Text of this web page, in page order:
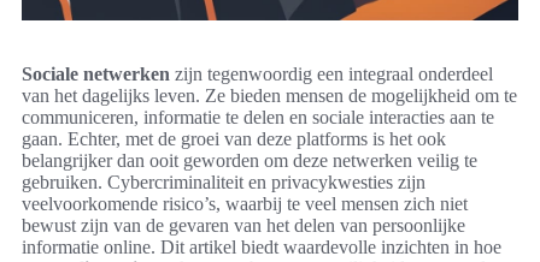
Sociale netwerken zijn tegenwoordig een integraal onderdeel
van het dagelijks leven. Ze bieden mensen de mogelijkheid om te
communiceren, informatie te delen en sociale interacties aan te
gaan. Echter, met de groei van deze platforms is het ook
belangrijker dan ooit geworden om deze netwerken veilig te
gebruiken. Cybercriminaliteit en privacykwesties zijn
veelvoorkomende risico’s, waarbij te veel mensen zich niet
bewust zijn van de gevaren van het delen van persoonlijke
informatie online. Dit artikel biedt waardevolle inzichten in hoe